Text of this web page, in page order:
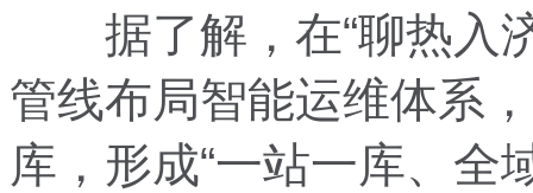
据了解，在“聊热入济
管线布局智能运维体系
库，形成“一站一库、全